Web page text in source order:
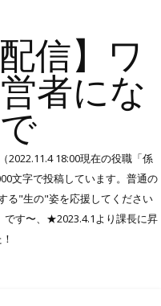
信】ワ
者にな
2022.11.4 18:00現在の役職「係
文字で投稿しています。普通の
る"生の"姿を応援してください
です〜、★2023.4.1より課長に昇